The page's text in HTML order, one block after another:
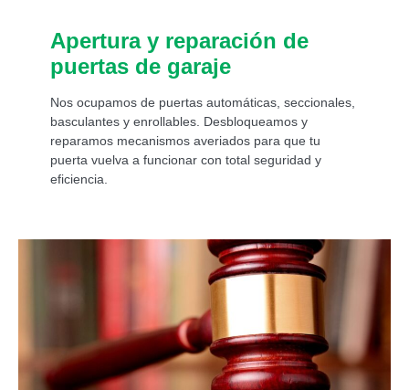
Apertura y reparación de
puertas de garaje
Nos ocupamos de puertas automáticas, seccionales,
basculantes y enrollables. Desbloqueamos y
reparamos mecanismos averiados para que tu
puerta vuelva a funcionar con total seguridad y
eficiencia.